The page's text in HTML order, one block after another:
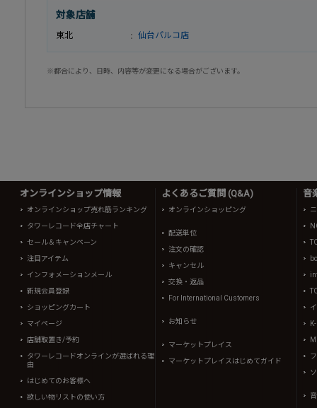
対象店舗
東北 仙台パルコ店
※都合により、日時、内容等が変更になる場合がございます。
オンラインショップ情報
オンラインショップ売れ筋ランキング
タワーレコード全店チャート
セール＆キャンペーン
注目アイテム
インフォメーションメール
新規会員登録
ショッピングカート
マイページ
店舗取置き/予約
タワーレコードオンラインが選ばれる理
由
はじめてのお客様へ
欲しい物リストの使い方
よくあるご質問 (Q&A)
オンラインショッピング
配送単位
注文の確認
キャンセル
交換・返品
For International Customers
お知らせ
マーケットプレイス
マーケットプレイスはじめてガイド
音